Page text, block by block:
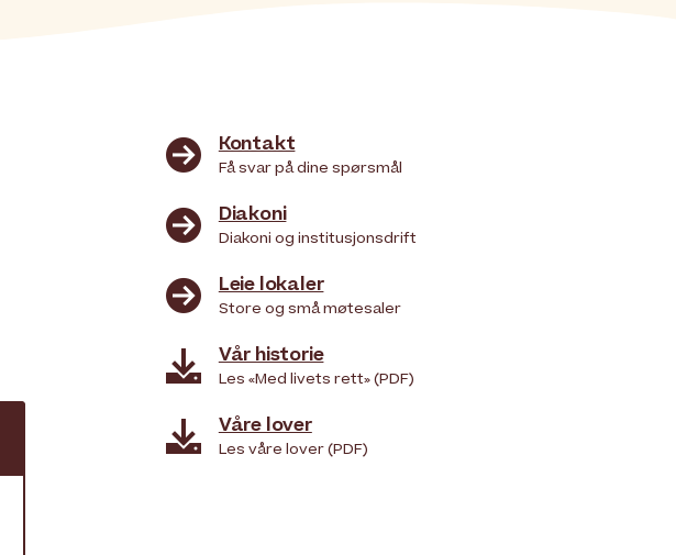
 Kontakt
Få svar på dine spørsmål
 Diakoni
Diakoni og institusjonsdrift
 Leie lokaler
Store og små møtesaler
 Vår historie
Les «Med livets rett» (PDF)
 Våre lover
Les våre lover (PDF)